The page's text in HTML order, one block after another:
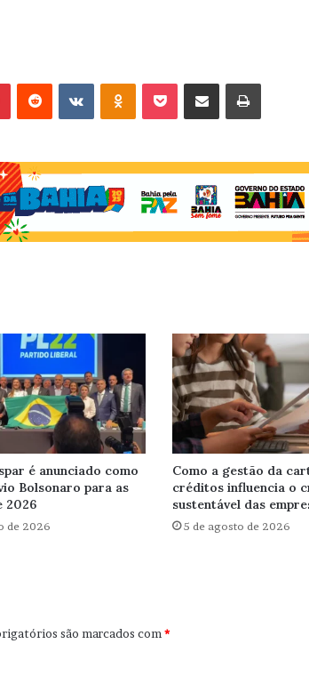
VK OK
é anunciado como
Bolsonaro para as
2026
de 2026
Como a gestão da
créditos influencia o
sustentável das
5 de agosto de 2026
são marcados com*